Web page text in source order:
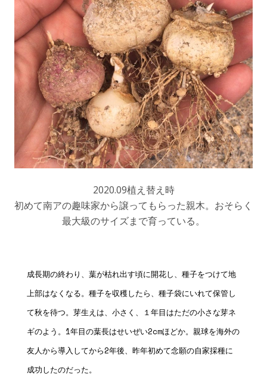
2020.09植え替え時
初めて南アの趣味家から譲ってもらった親木。おそらく
最大級のサイズまで育っている。
成長期の終わり、葉が枯れ出す頃に開花し、種子をつけて地
上部はなくなる。種子を収穫したら、種子袋にいれて保管し
て秋を待つ。芽生えは、小さく、１年目はただの小さな芽ネ
ギのよう。1年目の葉長はせいぜい2cmほどか。親球を海外の
友人から導入してから2年後、昨年初めて念願の自家採種に
成功したのだった。